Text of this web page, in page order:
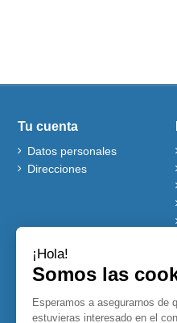
Tu cuenta
Datos personales
Direcciones